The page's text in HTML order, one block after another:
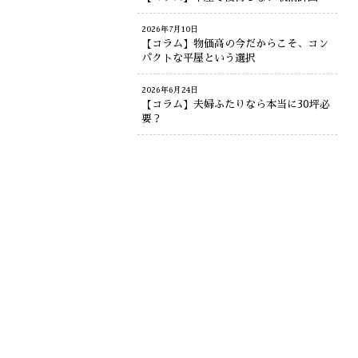
2026年7月10日
【コラム】物価高の今だからこそ、コン
パクトな平屋という選択
2026年6月24日
【コラム】夫婦ふたりなら本当に30坪必
要？